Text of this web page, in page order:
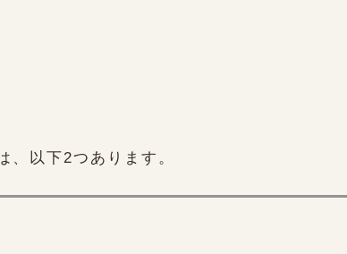
、以下2つあります。